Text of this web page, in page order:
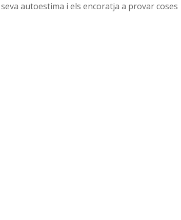
autoestima i els encoratja a provar coses